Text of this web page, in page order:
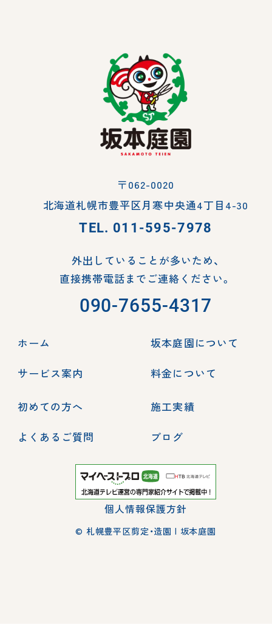
〒062-0020
北海道札幌市豊平区月寒中央通4丁目4-30
TEL. 011-595-7978
外出していることが多いため、
直接携帯電話までご連絡ください。
090-7655-4317
ホーム
坂本庭園について
サービス案内
料金について
初めての方へ
施工実績
よくあるご質問
ブログ
個人情報保護方針
© 札幌豊平区剪定・造園 | 坂本庭園